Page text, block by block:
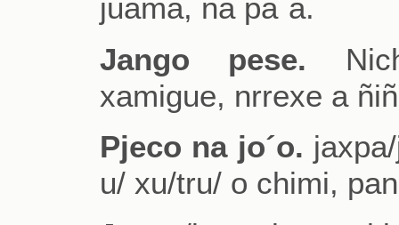
juama, na pa´a.
Jango pese.
xamigue, nrrexe a
Pjeco na jo´o.
u/ xu/tru/ o chimi,